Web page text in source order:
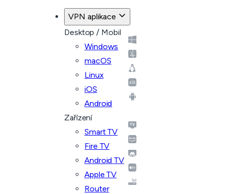
VPN aplikace
Desktop / Mobil
Windows
macOS
Linux
iOS
Android
Zařízení
Smart TV
Fire TV
Android TV
Apple TV
Router